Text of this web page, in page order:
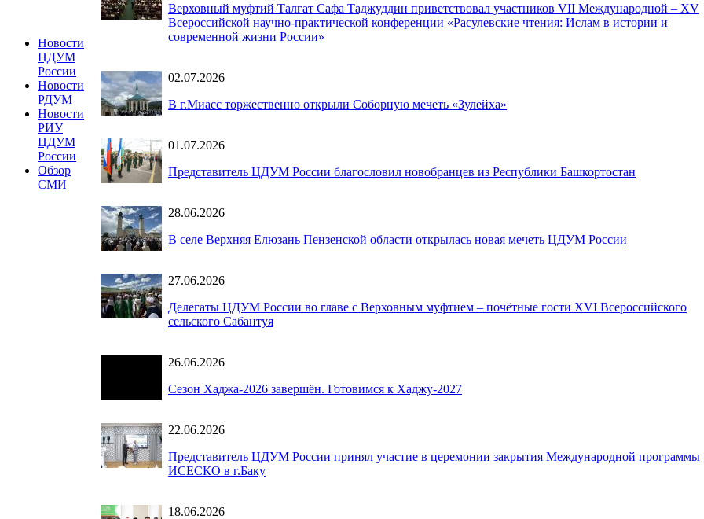
Новости
ЦДУМ
России
Новости
РДУМ
Новости
РИУ
ЦДУМ
России
Обзор
СМИ
Верховный муфтий Талгат Сафа Таджуддин приветствовал участников VII Международной – XV
Всероссийской научно-практической конференции «Расулевские чтения: Ислам в истории и
современной жизни России»
02.07.2026
В г.Миасс торжественно открыли Соборную мечеть «Зулейха»
01.07.2026
Представитель ЦДУМ России благословил новобранцев из Республики Башкортостан
28.06.2026
В селе Верхняя Елюзань Пензенской области открылась новая мечеть ЦДУМ России
27.06.2026
Делегаты ЦДУМ России во главе с Верховным муфтием – почётные гости XVI Всероссийского
сельского Сабантуя
26.06.2026
Сезон Хаджа-2026 завершён. Готовимся к Хаджу-2027
22.06.2026
Представитель ЦДУМ России принял участие в церемонии закрытия Международной программы
ИСЕСКО в г.Баку
18.06.2026